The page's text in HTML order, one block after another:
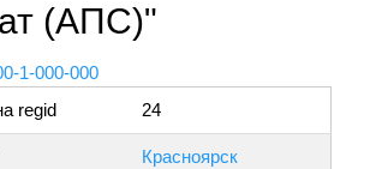
(АПС)"
1-000-000
regid
24
Красноярск